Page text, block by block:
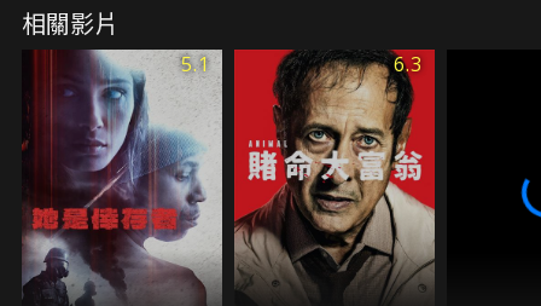
相關影片
5.1 6.3